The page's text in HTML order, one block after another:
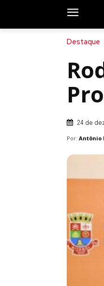
Destaque
24 de
Por: Antônio